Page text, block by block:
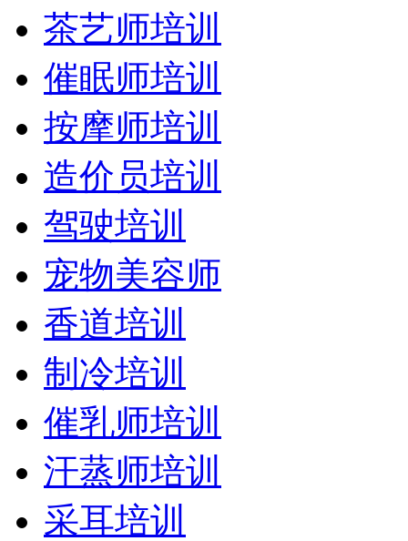
茶艺师培训
催眠师培训
按摩师培训
造价员培训
驾驶培训
宠物美容师
香道培训
制冷培训
催乳师培训
汗蒸师培训
采耳培训